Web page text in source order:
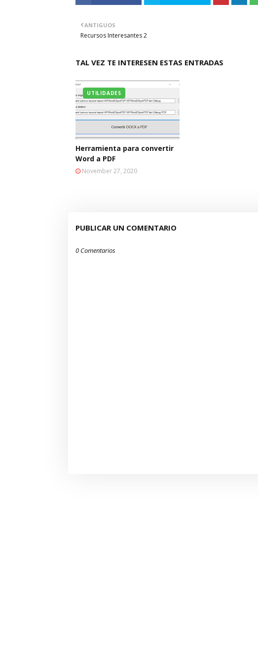
ANTIGUOS
Recursos Interesantes 2
TAL VEZ TE INTERESEN ESTAS ENTRADAS
UTILIDADES
Herramienta para convertir
Word a PDF
November 27, 2020
PUBLICAR UN COMENTARIO
0 Comentarios